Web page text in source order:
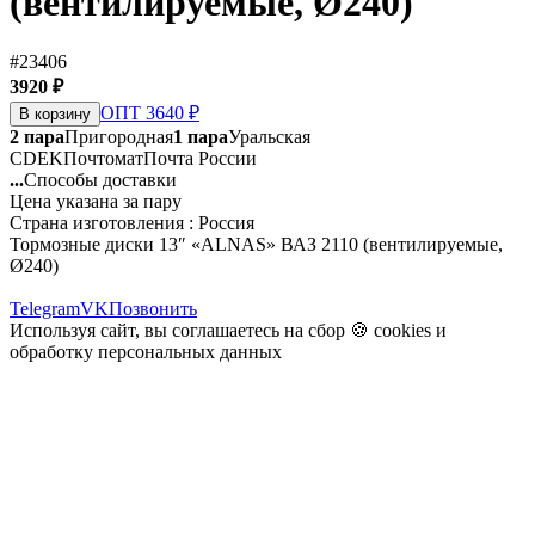
#23406
3920 ₽
В корзину ОПТ 3640 ₽
2 параПригородная1 параУральская
CDEKПочтоматПочта России
...Способы доставки
Цена указана за пару
Страна изготовления : Россия
Тормозные диски 13″ «ALNAS» ВАЗ 2110 (вентилируемые,
Ø240)
TelegramVKПозвонить
Используя сайт, вы соглашаетесь на сбор 🍪 cookies и
обработку персональных данных